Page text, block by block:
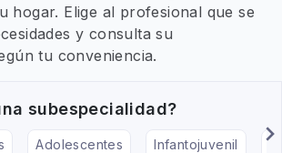
hogar. Elige al profesional que se
y consulta su
tu conveniencia.
subespecialidad?
Adolescentes Infantojuvenil